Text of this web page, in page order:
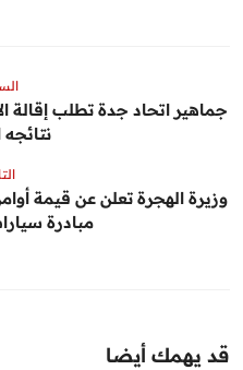
جماهير اتحاد جدة تطلب إقالة
نتائجه
وزيرة الهجرة تعلن عن قيمة
مبادرة
قد يهمك أيضا